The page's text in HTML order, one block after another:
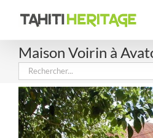
Maison Voirin à
Rechercher: